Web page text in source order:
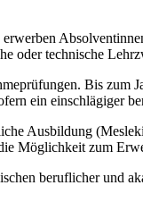
oder technische
Bis zum
ein einschlägiger
Ausbildung
Möglichkeit zum
beruflicher und